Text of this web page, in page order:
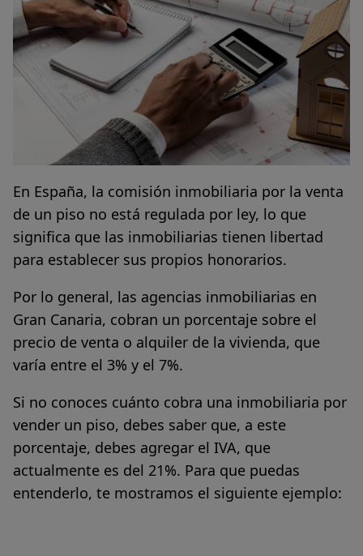
En España, la comisión inmobiliaria por la venta
de un piso no está regulada por ley, lo que
significa que las inmobiliarias tienen libertad
para establecer sus propios honorarios.
Por lo general, las agencias inmobiliarias en
Gran Canaria, cobran un porcentaje sobre el
precio de venta o alquiler de la vivienda, que
varía entre el 3% y el 7%.
Si no conoces cuánto cobra una inmobiliaria por
vender un piso, debes saber que, a este
porcentaje, debes agregar el IVA, que
actualmente es del 21%. Para que puedas
entenderlo, te mostramos el siguiente ejemplo: